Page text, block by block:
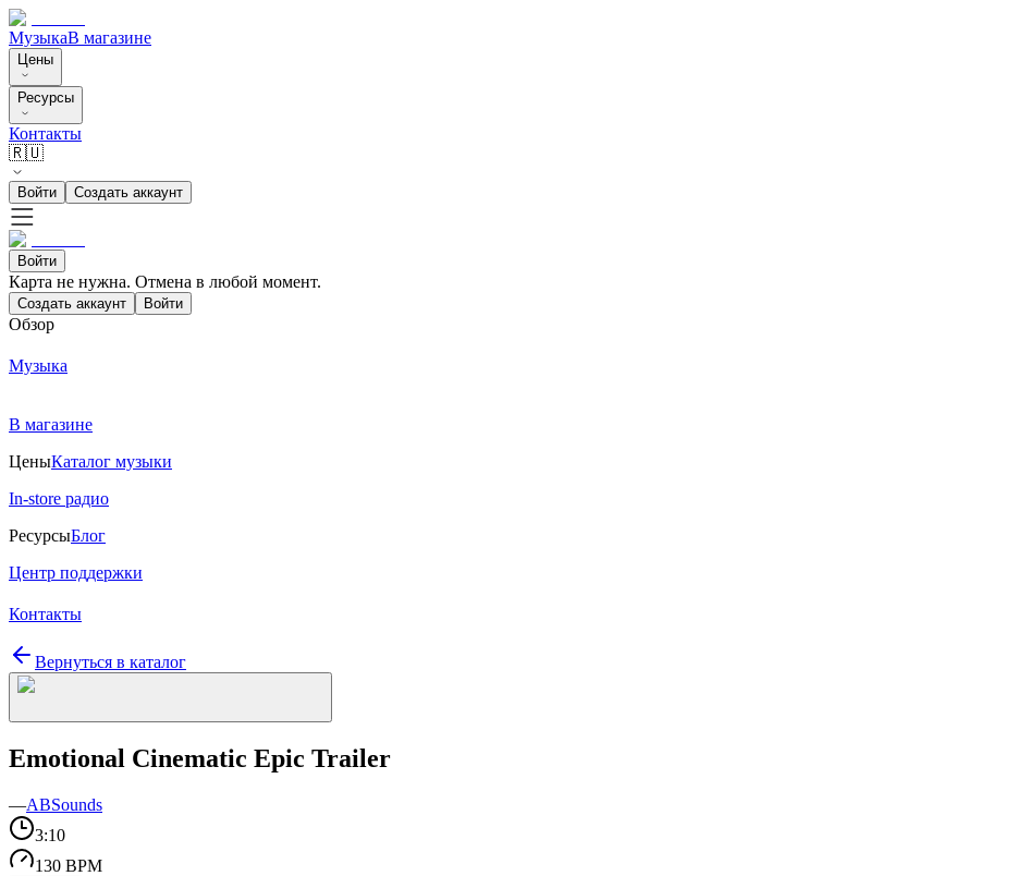
МузыкаВ магазине
Цены
Ресурсы
Контакты
🇷🇺
Войти Создать аккаунт
Войти
Карта не нужна. Отмена в любой момент.
Создать аккаунт Войти
Обзор
Музыка
В магазине
ЦеныКаталог музыки
In-store радио
РесурсыБлог
Центр поддержки
Контакты
Вернуться в каталог
Emotional Cinematic Epic Trailer
—ABSounds
3:10
130 BPM